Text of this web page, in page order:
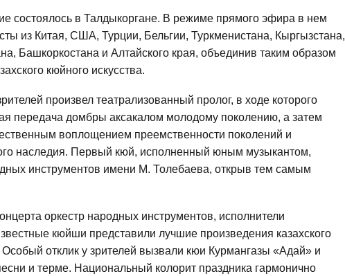
состоялось в Талдыкоргане. В режиме прямого эфира в нем
из Китая, США, Турции, Бельгии, Туркменистана, Кыргызстана,
Башкоркостана и Алтайского края, объединив таким образом
кюйного искусства.
произвел театрализованный пролог, в ходе которого
передача домбры аксакалом молодому поколению, а затем
воплощением преемственности поколений и
наследия. Первый кюй, исполненный юным музыкантом,
инструментов имени М. Толебаева, открыв тем самым
оркестр народных инструментов, исполнители
кюйши представили лучшие произведения казахского
Особый отклик у зрителей вызвали кюи Курмангазы «Адай» и
и терме. Национальный колорит праздника гармонично